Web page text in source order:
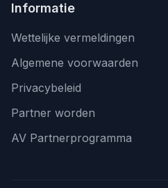
Informatie
Wettelijke vermeldingen
Algemene voorwaarden
Privacybeleid
Partner worden
AV Partnerprogramma